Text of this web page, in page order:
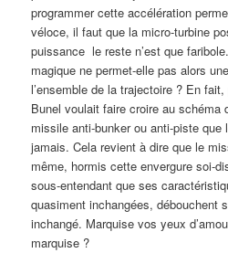
programmer cette accélération
véloce, il faut que la micro-turbine
puissance le reste n’est que
magique ne permet-elle pas alors
l’ensemble de la trajectoire ? En
Bunel voulait faire croire au schéma
missile anti-bunker ou anti-piste que
jamais. Cela revient à dire que le
même, hormis cette envergure soi-
sous-entendant que ses
quasiment inchangées, débouchent
inchangé. Marquise vos yeux
marquise ?